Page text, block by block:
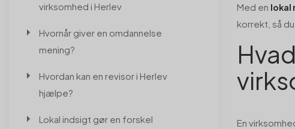
virksomhed i Herlev
Hvornår giver en omdannelse
mening?
Hvordan kan en revisor i Herlev
hjælpe?
Lokal indsigt gør en forskel
Med en lokal
korrekt, så
En